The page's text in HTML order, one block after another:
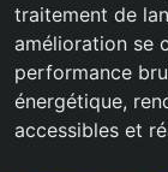
traitement de
amélioration se
performance
énergétique,
accessibles et